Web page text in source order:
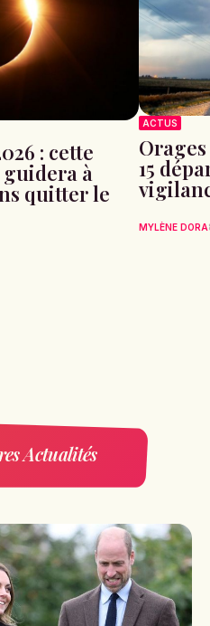
: cette
à
quitter le
ACTUS
15
MYLÈNE DORA
Actualités